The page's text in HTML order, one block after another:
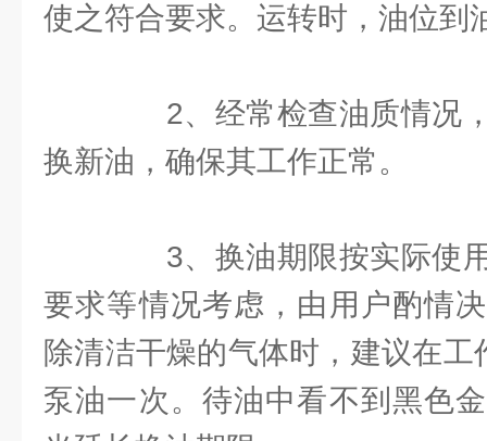
使之符合要求。运转时，油位到
2、经常检查油质情况，
换新油，确保其工作正常。
3、换油期限按实际使用
要求等情况考虑，由用户酌情
除清洁干燥的气体时，建议在
泵油一次。待油中看不到黑色